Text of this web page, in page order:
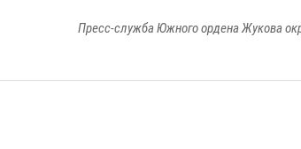
Пресс-служба Южного ордена Жукова